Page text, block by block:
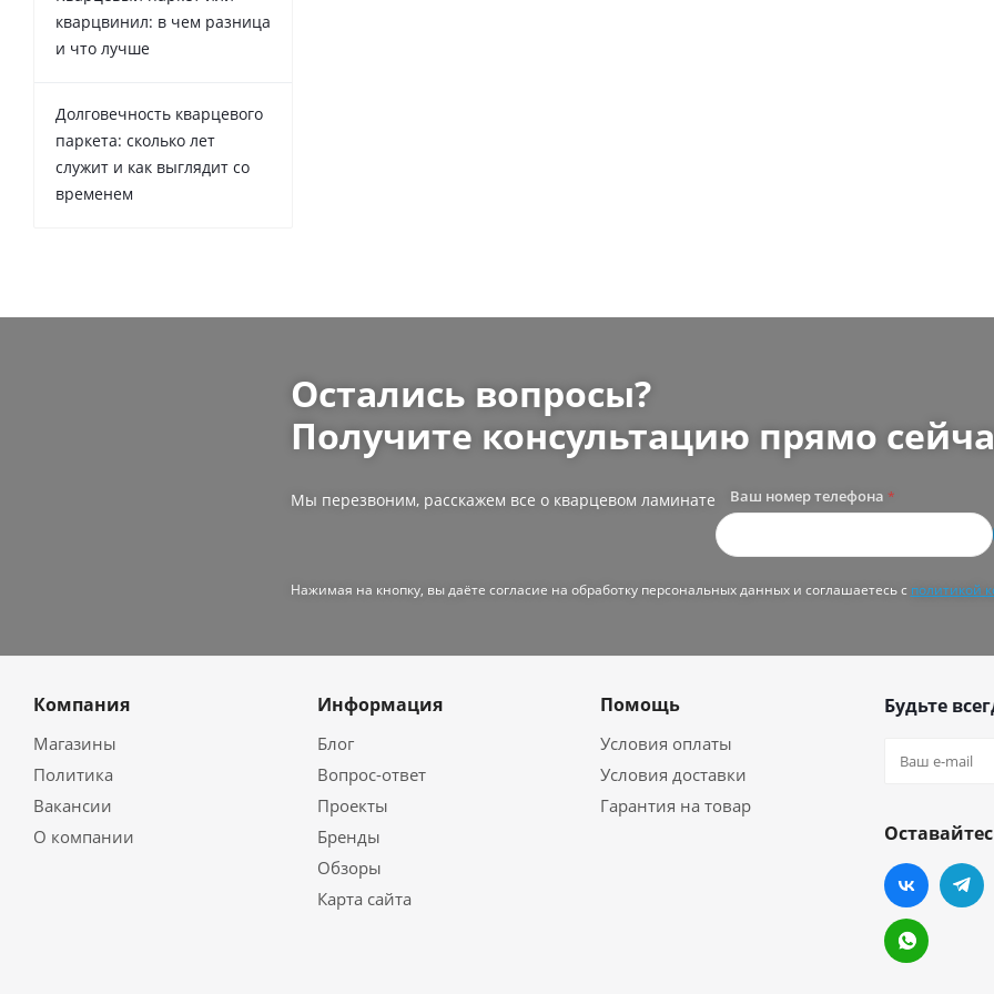
кварцвинил: в чем разница
и что лучше
Долговечность кварцевого
паркета: сколько лет
служит и как выглядит со
временем
Остались вопросы?
Получите консультацию прямо
Мы перезвоним, расскажем все о кварцевом ламинате Ваш номер телефона *
Нажимая на кнопку, вы даёте согласие на обработку персональных данных и соглашаетесь с политикой
Компания
Магазины
Политика
Вакансии
О компании
Информация
Блог
Вопрос-ответ
Проекты
Бренды
Обзоры
Карта сайта
Помощь
Условия оплаты
Условия доставки
Гарантия на товар
Будьте